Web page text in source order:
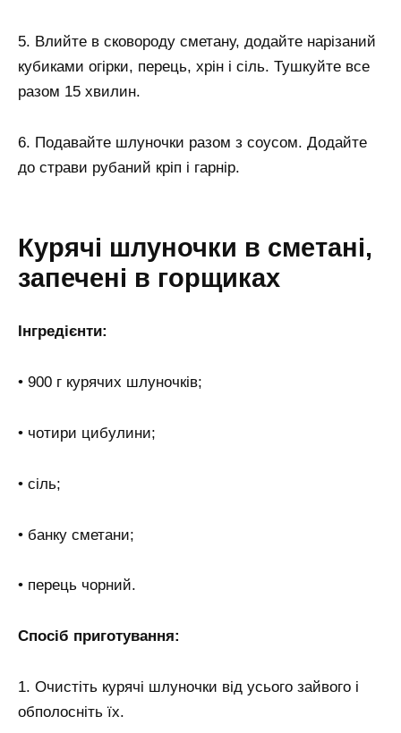
5. Влийте в сковороду сметану, додайте нарізаний
кубиками огірки, перець, хрін і сіль. Тушкуйте все
разом 15 хвилин.
6. Подавайте шлуночки разом з соусом. Додайте
до страви рубаний кріп і гарнір.
Курячі шлуночки в сметані,
запечені в горщиках
Інгредієнти:
• 900 г курячих шлуночків;
• чотири цибулини;
• сіль;
• банку сметани;
• перець чорний.
Спосіб приготування:
1. Очистіть курячі шлуночки від усього зайвого і
обполосніть їх.